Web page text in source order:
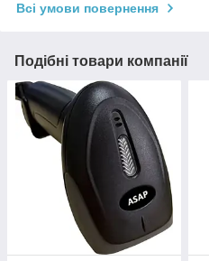
Всі умови повернення
Подібні товари компанії